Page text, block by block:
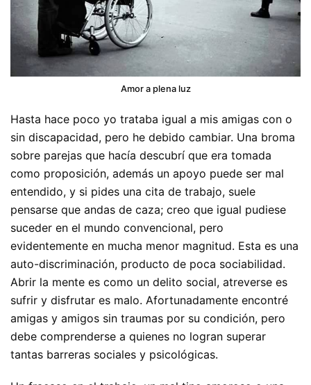
Amor a plena luz
Hasta hace poco yo trataba igual a mis amigas con o
sin discapacidad, pero he debido cambiar. Una broma
sobre parejas que hacía descubrí que era tomada
como proposición, además un apoyo puede ser mal
entendido, y si pides una cita de trabajo, suele
pensarse que andas de caza; creo que igual pudiese
suceder en el mundo convencional, pero
evidentemente en mucha menor magnitud. Esta es una
auto-discriminación, producto de poca sociabilidad.
Abrir la mente es como un delito social, atreverse es
sufrir y disfrutar es malo. Afortunadamente encontré
amigas y amigos sin traumas por su condición, pero
debe comprenderse a quienes no logran superar
tantas barreras sociales y psicológicas.